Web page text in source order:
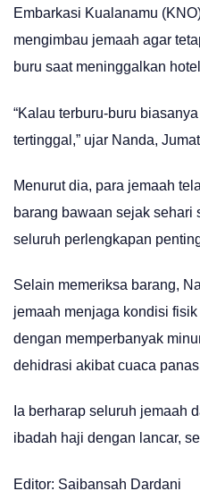
Embarkasi Kualanamu
mengimbau jemaah agar
buru saat meninggalkan
“Kalau terburu-buru
tertinggal,” ujar Nanda,
Menurut dia, para jemaah
barang bawaan sejak sehari
seluruh perlengkapan
Selain memeriksa barang,
jemaah menjaga kondisi
dengan memperbanyak
dehidrasi akibat cuaca
Ia berharap seluruh jemaah
ibadah haji dengan lancar,
Editor: Saibansah Dardani